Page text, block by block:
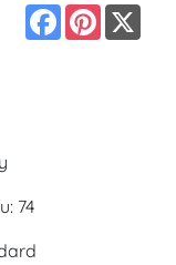
Facebook
Pinterest
74